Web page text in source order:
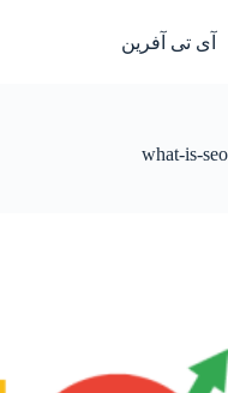
به
محتوا
آی تی آفرین
what-is-seo